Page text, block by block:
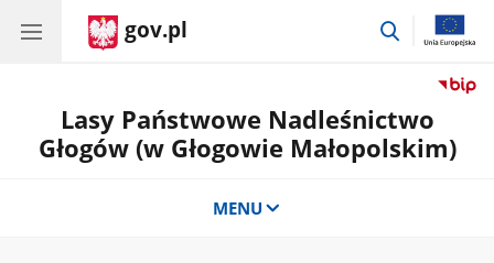
gov.pl
przejdź
Lasy Państwowe Nadleśnictwo
Głogów (w Głogowie Małopolskim)
MENU